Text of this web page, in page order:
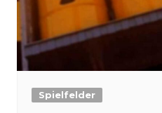
Spielfelder